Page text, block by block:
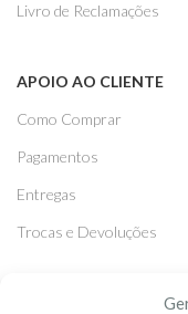
Livro de Reclamações
APOIO AO CLIENTE
Como Comprar
Pagamentos
Entregas
Trocas e Devoluções